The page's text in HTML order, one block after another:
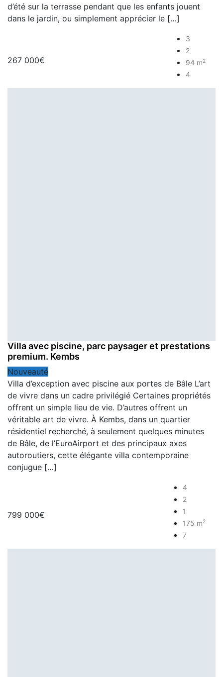
d’été sur la terrasse pendant que les enfants jouent
dans le jardin, ou simplement apprécier le […]
267 000€
3
2
94 m2
4
Villa avec piscine, parc paysager et prestations
premium. Kembs
Nouveauté
Villa d’exception avec piscine aux portes de Bâle L’art
de vivre dans un cadre privilégié Certaines propriétés
offrent un simple lieu de vie. D’autres offrent un
véritable art de vivre. À Kembs, dans un quartier
résidentiel recherché, à seulement quelques minutes
de Bâle, de l’EuroAirport et des principaux axes
autoroutiers, cette élégante villa contemporaine
conjugue […]
799 000€
4
2
1
175 m2
7